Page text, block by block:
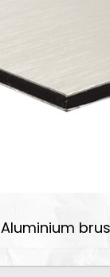
Aluminium